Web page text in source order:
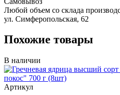
Любой объем со склада
ул. Симферопольская, 62
Похожие товары
В наличии
Артикул